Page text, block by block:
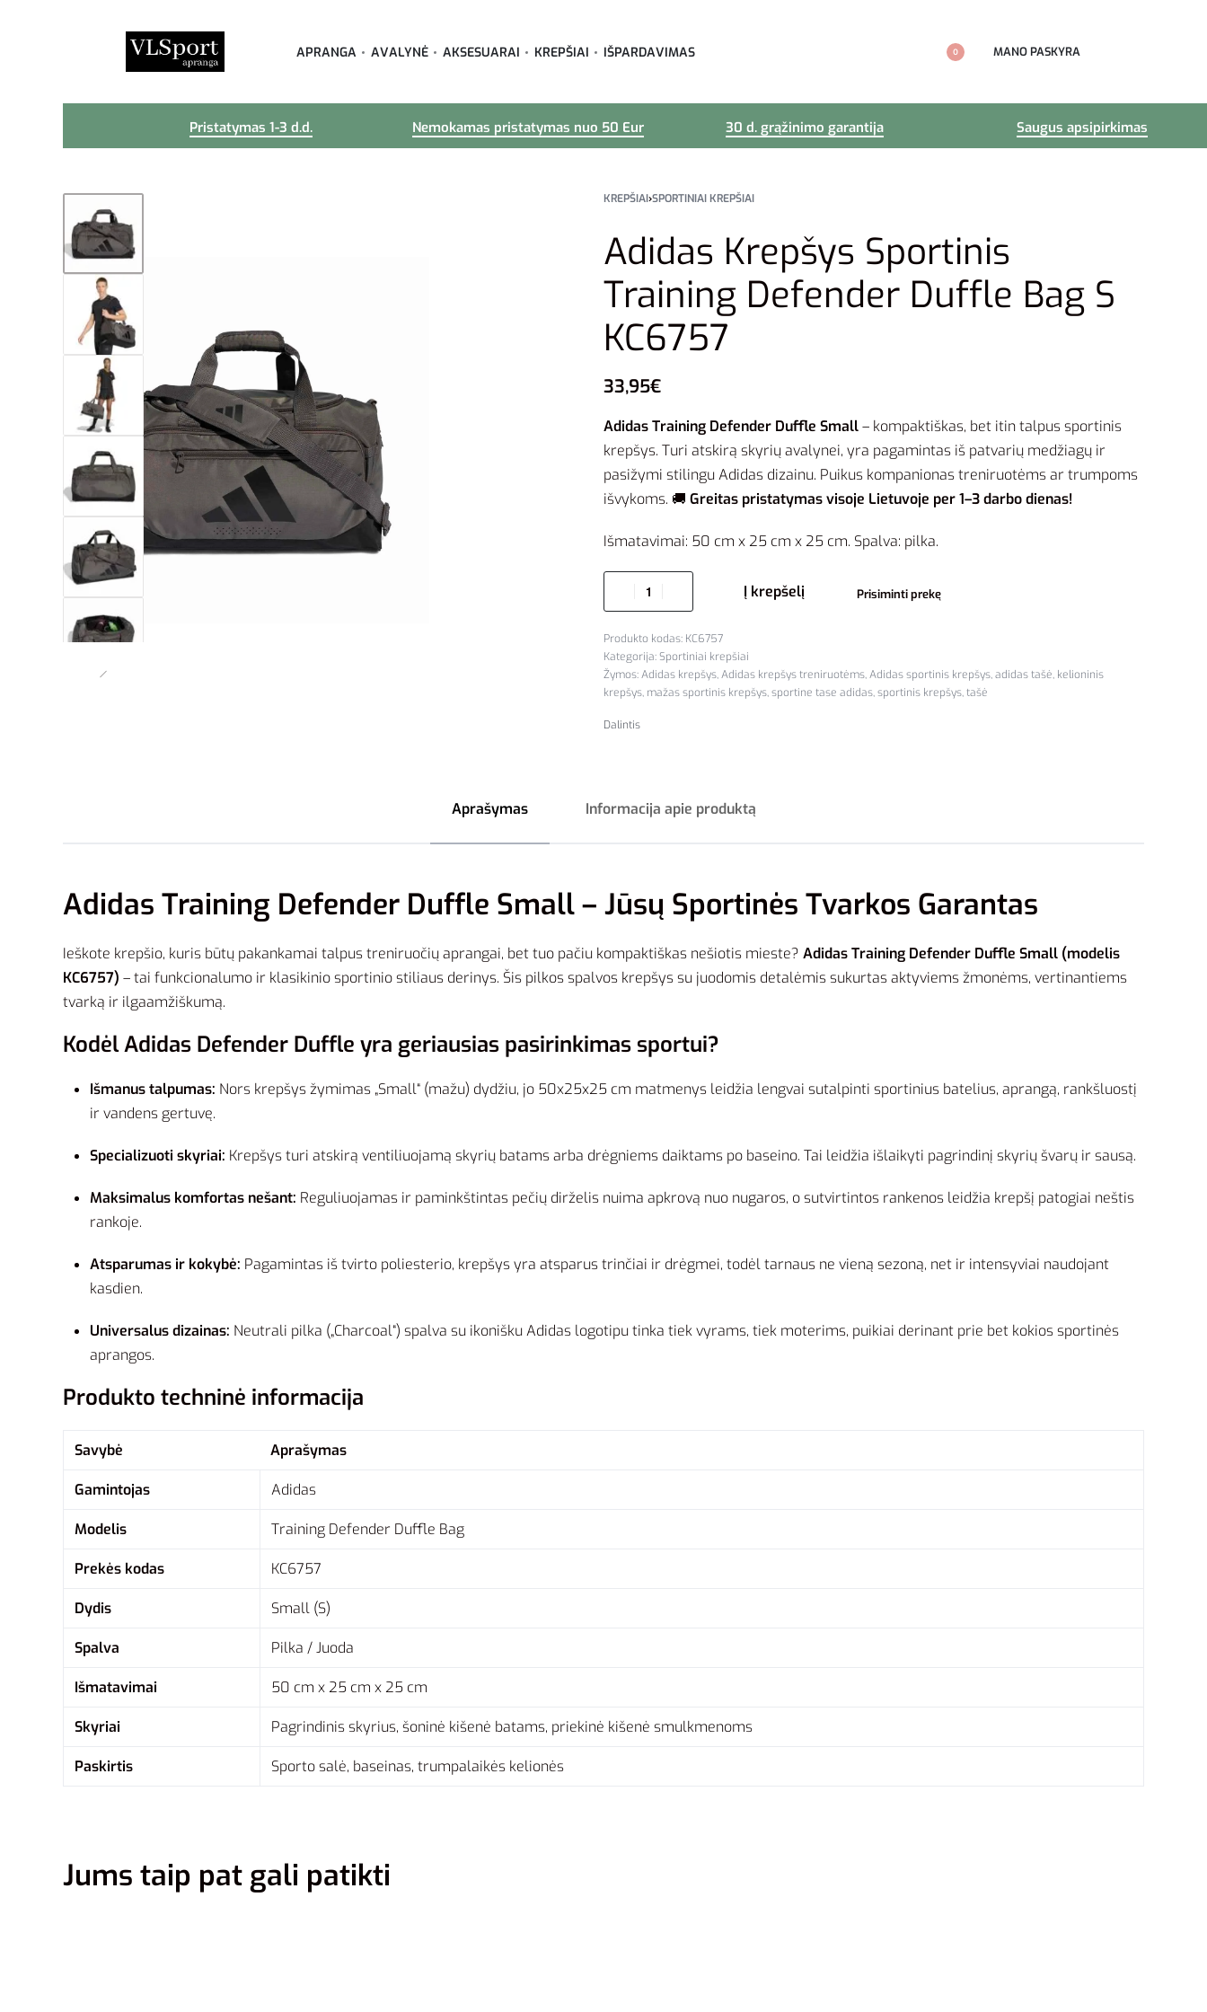
APRANGA AVALYNĖ AKSESUARAI KREPŠIAI IŠPARDAVIMAS 0 MANO PASKYRA
Pristatymas 1-3 d.d. Nemokamas pristatymas nuo 50 Eur 30 d. grąžinimo garantija Saugus apsipirkimas
KREPŠIAI›SPORTINIAI KREPŠIAI
Adidas Krepšys Sportinis
Training Defender Duffle Bag S
KC6757
33,95€
Adidas Training Defender Duffle Small– kompaktiškas, bet itin talpus sportinis
krepšys. Turi atskirą skyrių avalynei, yra pagamintas iš patvarių medžiagų ir
pasižymi stilingu Adidas dizainu. Puikus kompanionas treniruotėms ar trumpoms
išvykoms. 🚚 Greitas pristatymas visoje Lietuvoje per 1–3 darbo dienas!
Išmatavimai: 50 cm x 25 cm x 25 cm. Spalva: pilka.
Į krepšelį Prisiminti prekę
KC6757
Kategorija:Sportiniai krepšiai
Žymos:Adidas krepšys,Adidas krepšys treniruotėms,Adidas sportinis krepšys,adidas tašė, kelioninis
krepšys, mažas sportinis krepšys,sportine tase adidas,sportinis krepšys,tašė
Dalintis
Aprašymas Informacija apie produktą
Adidas Training Defender Duffle Small – Jūsų Sportinės Tvarkos Garantas
Ieškote krepšio, kuris būtų pakankamai talpus treniruočių aprangai, bet tuo pačiu kompaktiškas nešiotis mieste? Adidas Training Defender Duffle Small (modelis
KC6757) – tai funkcionalumo ir klasikinio sportinio stiliaus derinys. Šis pilkos spalvos krepšys su juodomis detalėmis sukurtas aktyviems žmonėms, vertinantiems
tvarką ir ilgaamžiškumą.
Kodėl Adidas Defender Duffle yra geriausias pasirinkimas sportui?
Išmanus talpumas: Nors krepšys žymimas „Small“ (mažu) dydžiu, jo 50x25x25 cm matmenys leidžia lengvai sutalpinti sportinius batelius, aprangą, rankšluostį
ir vandens gertuvę.
Specializuoti skyriai: Krepšys turi atskirą ventiliuojamą skyrių batams arba drėgniems daiktams po baseino. Tai leidžia išlaikyti pagrindinį skyrių švarų ir sausą.
Maksimalus komfortas nešant: Reguliuojamas ir paminkštintas pečių dirželis nuima apkrovą nuo nugaros, o sutvirtintos rankenos leidžia krepšį patogiai neštis
rankoje.
Atsparumas ir kokybė: Pagamintas iš tvirto poliesterio, krepšys yra atsparus trinčiai ir drėgmei, todėl tarnaus ne vieną sezoną, net ir intensyviai naudojant
kasdien.
Universalus dizainas: Neutrali pilka („Charcoal“) spalva su ikonišku Adidas logotipu tinka tiek vyrams, tiek moterims, puikiai derinant prie bet kokios sportinės
aprangos.
Produkto techninė informacija
Savybė Aprašymas
Gamintojas Adidas
Modelis Training Defender Duffle Bag
Prekės kodas KC6757
Dydis Small (S)
Spalva Pilka / Juoda
Išmatavimai 50 cm x 25 cm x 25 cm
Skyriai Pagrindinis skyrius, šoninė kišenė batams, priekinė kišenė smulkmenoms
Paskirtis Sporto salė, baseinas, trumpalaikės kelionės
Jums taip pat gali patikti